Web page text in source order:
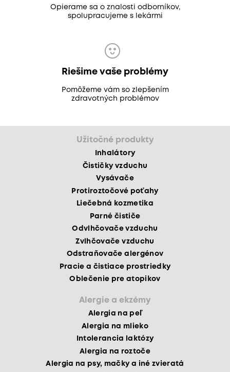
Opierame sa o znalosti odborníkov,
spolupracujeme s lekármi
Riešime vaše problémy
Pomôžeme vám so zlepšením
zdravotných problémov
Užitočné produkty
Inhalátory
Čističky vzduchu
Vysávače
Protiroztočové poťahy
Liečebná kozmetika
Parné čističe
Odvlhčovače vzduchu
Zvlhčovače vzduchu
Odstraňovače alergénov
Pracie a čistiace prostriedky
Oblečenie pre atopikov
Alergie a ekzémy
Alergia na peľ
Alergia na mlieko
Intolerancia laktózy
Alergia na roztoče
Alergia na psy, mačky a iné zvieratá